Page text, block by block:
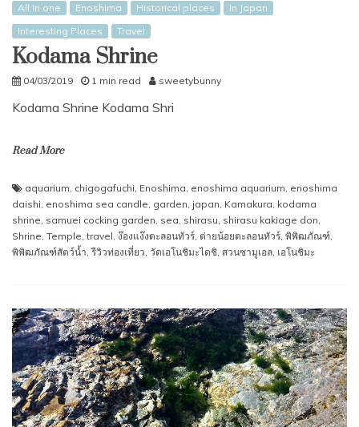
All in one Enoshima Historical places
In Japan
Interesting Places
Travel
Kodama Shrine
04/03/2019 1 min read sweetybunny
Kodama Shrine Kodama Shri
Read More
aquarium chigogafuchi Enoshima enoshima aquarium enoshima
daishi enoshima sea candle garden japan Kamakura kodama
shrine samuei cocking garden sea shirasu shirasu kakiage don
Shrine Temple ,travel ง๊องแง๊งตะลอนทัวร์ ต่ายน้อยตะลอนทัวร์ พิพิฒภัณฑ์
พิพิฒภัณฑ์สัตว์นํ้า ,รีวิวท่องเที่ยว วัดเอโนชิมะไดชิ สวนซามูเอล เอโนชิมะ